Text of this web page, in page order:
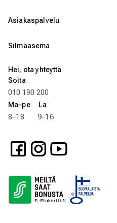
Asiakaspalvelu
Silmäasema
Hei, ota yhteyttä
Soita
010 190 200
Ma–pe La
8–18 9–16